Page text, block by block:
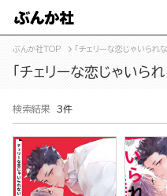
ぶんか社TOP 「チェリーな恋じゃいられ
「チェリーな恋じゃいら
検索結果 3件